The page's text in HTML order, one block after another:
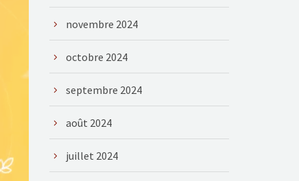
novembre 2024
octobre 2024
septembre 2024
août 2024
juillet 2024